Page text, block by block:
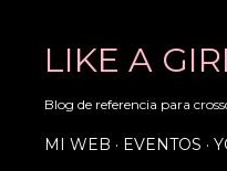
LIKE A
Blog de referencia para
MI WEB EVENTOS